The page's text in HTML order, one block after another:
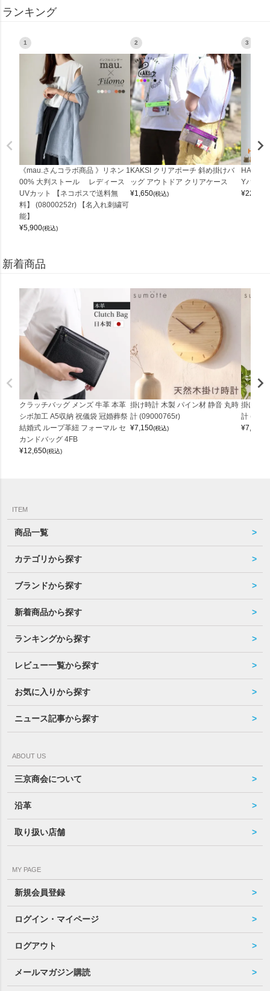
ランキング
1
《mau.さんコラボ商品 》リネン 1
00% 大判ストール レディース
UVカット 【ネコポスで送料無
料】 (08000252r) 【名入れ刺繍可
能】
¥5,900(税込)
2
KAKSI クリアポーチ 斜め掛けバ
ッグ アウトドア クリアケース
¥1,650(税込)
3
Yバッグ
¥22,000
新着商品
クラッチバッグ メンズ 牛革 本革
シボ加工 A5収納 祝儀袋 冠婚葬祭
結婚式 ループ革紐 フォーマル セ
カンドバッグ 4FB
¥12,650(税込)
掛け時計 木製 パイン材 静音 丸時
計 (09000765r)
¥7,150(税込)
掛け時
計
¥7,150
ITEM
商品一覧
カテゴリから探す
ブランドから探す
新着商品から探す
ランキングから探す
レビュー一覧から探す
お気に入りから探す
ニュース記事から探す
ABOUT US
三京商会について
沿革
取り扱い店舗
MY PAGE
新規会員登録
ログイン・マイページ
ログアウト
メールマガジン購読